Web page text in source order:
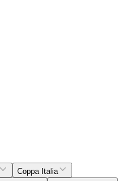
Coppa Italia